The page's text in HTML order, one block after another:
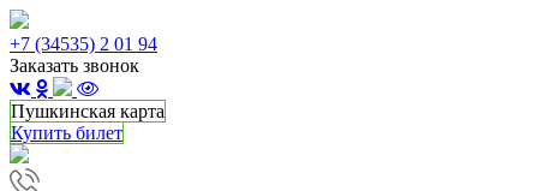
+7 (34535) 2 01 94
Заказать звонок
Пушкинская карта
Купить билет